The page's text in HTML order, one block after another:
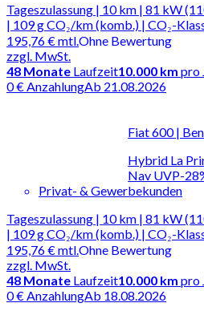
Tageszulassung | 10 km | 81 kW
| 109 g CO₂/km (komb.) | CO₂-
195,76 €mtl.
zzgl. MwSt.
Ohne Bewertung
48 Monate Laufzeit10.000 km pro
0 € AnzahlungAb 21.08.2026
Fiat 600 |
Hybrid La
Nav UVP-
Privat- & Gewerbekunden
Tageszulassung | 10 km | 81 kW
| 109 g CO₂/km (komb.) | CO₂-
195,76 €mtl.
zzgl. MwSt.
Ohne Bewertung
48 Monate Laufzeit10.000 km pro
0 € AnzahlungAb 18.08.2026